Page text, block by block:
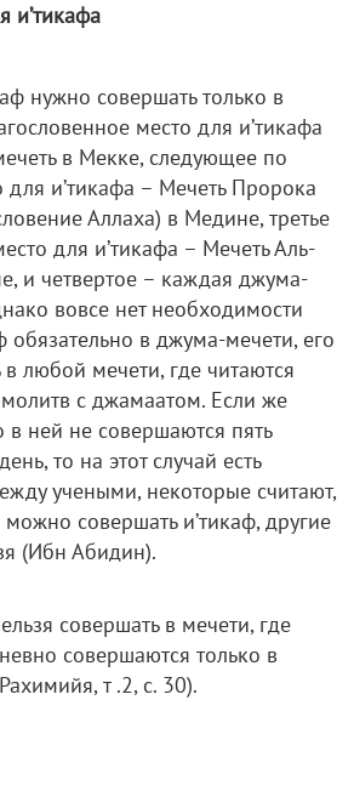
и’тикафа
нужно совершать только в
место для и’тикафа
в Мекке, следующее по
для и’тикафа – Мечеть Пророка
Аллаха) в Медине, третье
для и’тикафа – Мечеть Аль-
и четвертое – каждая джума-
вовсе нет необходимости
обязательно в джума-мечети, его
любой мечети, где читаются
с джамаатом. Если же
в ней не совершаются пять
то на этот случай есть
учеными, некоторые считают,
совершать и’тикаф, другие
(Ибн Абидин).
совершать в мечети, где
совершаются только в
т .2, с. 30).